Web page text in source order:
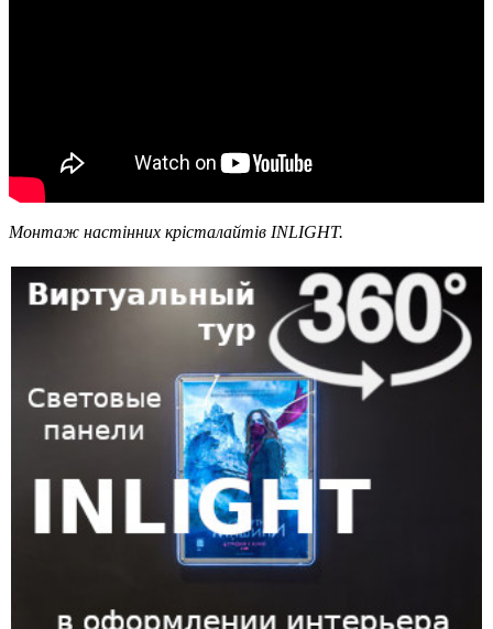
Монтаж настінних крісталайтів INLIGHT.